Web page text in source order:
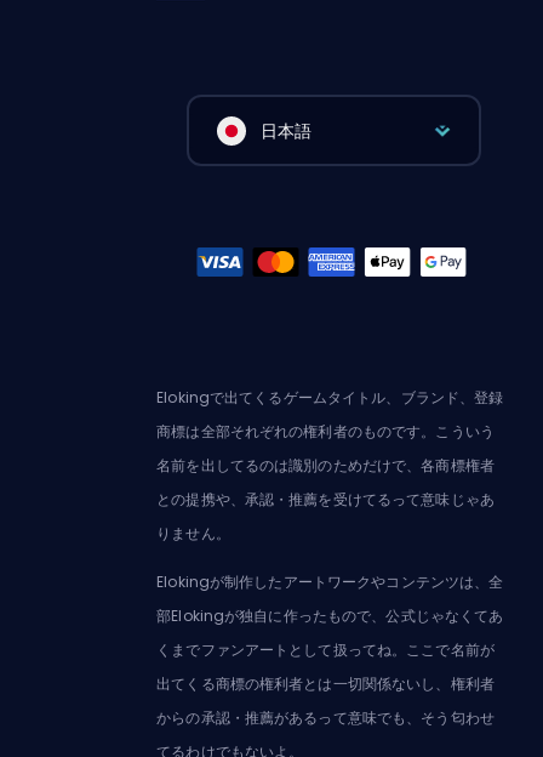
日本語
Elokingで出てくるゲームタイトル、ブランド、登録
商標は全部それぞれの権利者のものです。こういう
名前を出してるのは識別のためだけで、各商標権者
との提携や、承認・推薦を受けてるって意味じゃあ
りません。
Elokingが制作したアートワークやコンテンツは、全
部Elokingが独自に作ったもので、公式じゃなくてあ
くまでファンアートとして扱ってね。ここで名前が
出てくる商標の権利者とは一切関係ないし、権利者
からの承認・推薦があるって意味でも、そう匂わせ
てるわけでもないよ。